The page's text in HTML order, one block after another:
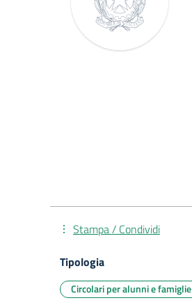
Stampa / Condividi
Tipologia
Circolari per alunni e famiglie